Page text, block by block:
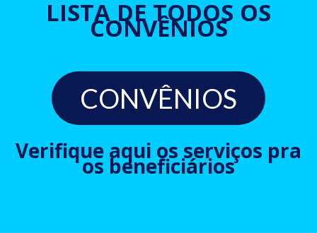
LISTA DE TODOS OS
CONVÊNIOS
CONVÊNIOS
Verifique aqui os serviços pra
os beneficiários